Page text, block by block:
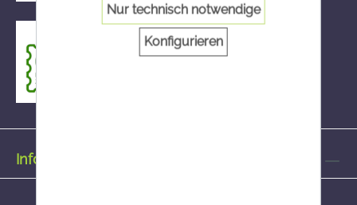
Informationen
Nur technisch notwendige
Konfigurieren